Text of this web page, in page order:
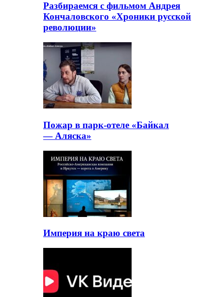
Разбираемся с фильмом Андрея
Кончаловского «Хроники русской
революции»
Пожар в парк-отеле «Байкал
— Аляска»
Империя на краю света